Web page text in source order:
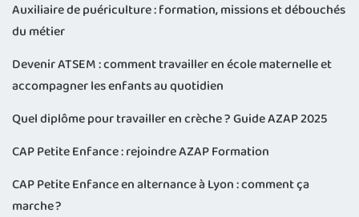
Auxiliaire de puériculture : formation, missions et débouchés
du métier
Devenir ATSEM : comment travailler en école maternelle et
accompagner les enfants au quotidien
Quel diplôme pour travailler en crèche ? Guide AZAP 2025
CAP Petite Enfance : rejoindre AZAP Formation
CAP Petite Enfance en alternance à Lyon : comment ça
marche ?